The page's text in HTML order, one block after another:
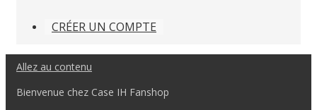
CRÉER UN COMPTE
Allez au contenu
Bienvenue chez Case IH Fanshop